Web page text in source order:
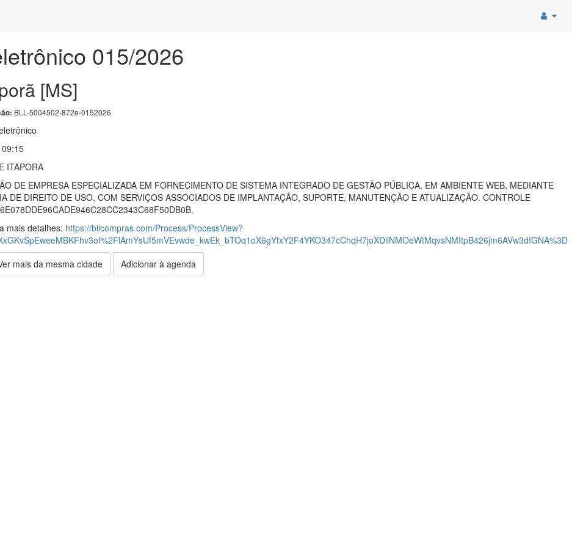
015/2026
[MS]
BLL-5004502-872e-0152026
ITAPORA
DE EMPRESA ESPECIALIZADA EM FORNECIMENTO DE SISTEMA INTEGRADO DE GESTÃO PÚBLICA, EM AMBIENTE WEB, MEDIANTE
DE DIREITO DE USO, COM SERVIÇOS ASSOCIADOS DE IMPLANTAÇÃO, SUPORTE, MANUTENÇÃO E ATUALIZAÇÃO. CONTROLE
mais detalhes: https://bllcompras.com/Process/ProcessView?
mais da mesma cidade Adicionar à agenda